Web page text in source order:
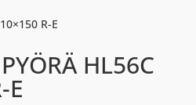
R-E
HL56C
E